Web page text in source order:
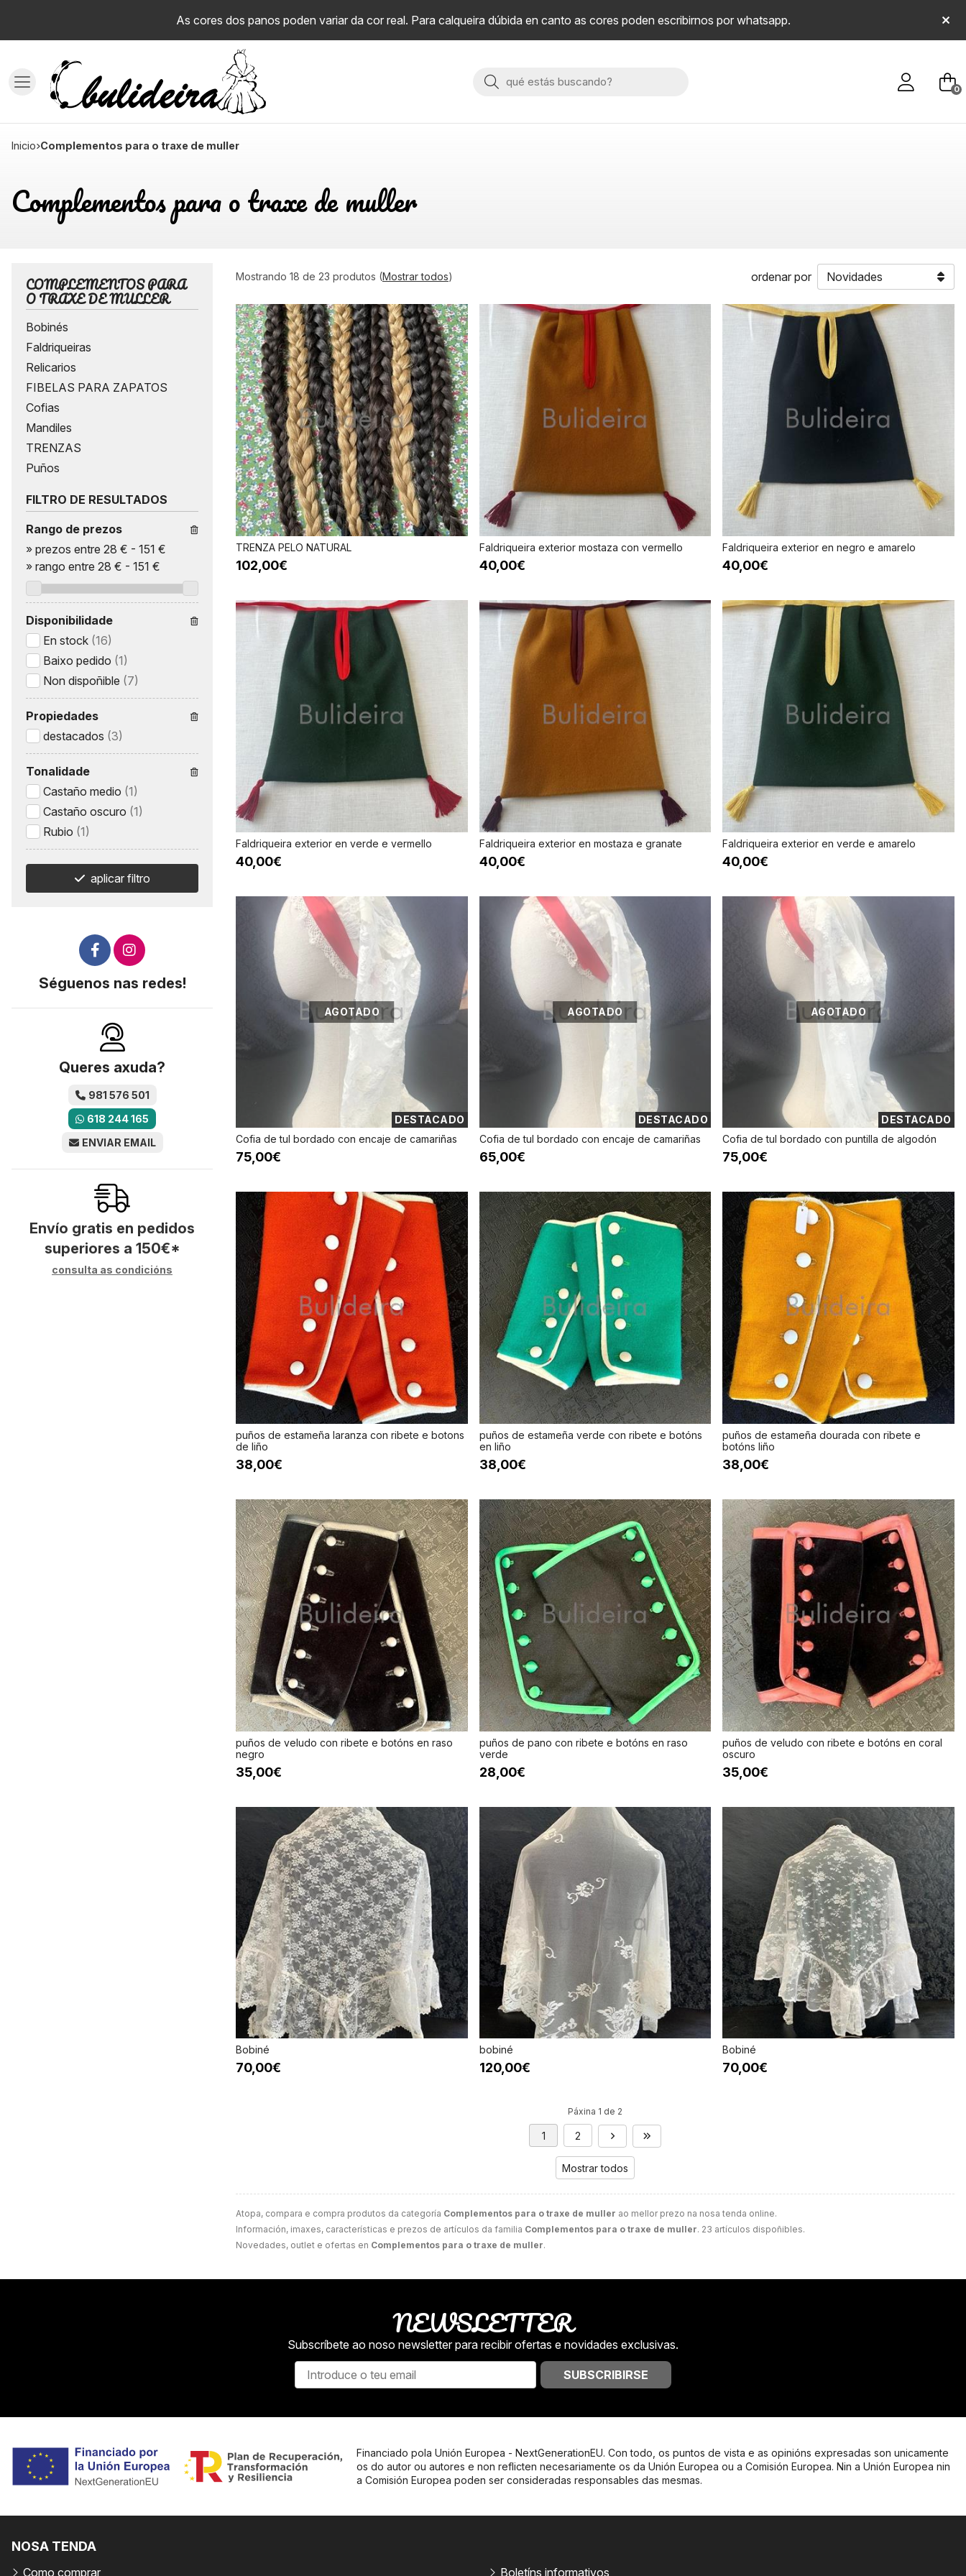
As cores dos panos poden variar da cor real. Para calqueira dúbida en canto as cores poden escribirnos por whatsapp.
Buscar 0
inicio Complementos para o traxe de muller
Complementos para o traxe de muller
Atopa, compara e compra produtos da categoría Complementos para o traxe de muller ao mellor prezo na nosa tenda online.
Información, imaxes, características e prezos de artículos da familia Complementos para o traxe de muller. 23 artículos dispoñibles.
Novedades, outlet e ofertas en Complementos para o traxe de muller.
Mostrando 18 de 23 produtos (Mostrar todos) ordenar por
TRENZA PELO NATURAL
102,00€
Faldriqueira exterior mostaza con vermello
40,00€
Faldriqueira exterior en negro e amarelo
40,00€
Faldriqueira exterior en verde e vermello
40,00€
Faldriqueira exterior en mostaza e granate
40,00€
Faldriqueira exterior en verde e amarelo
40,00€
DESTACADO
AGOTADO
Cofia de tul bordado con encaje de camariñas
75,00€
DESTACADO
AGOTADO
Cofia de tul bordado con encaje de camariñas
65,00€
DESTACADO
AGOTADO
Cofia de tul bordado con puntilla de algodón
75,00€
puños de estameña laranza con ribete e botons
de liño
38,00€
puños de estameña verde con ribete e botóns
en liño
38,00€
puños de estameña dourada con ribete e
botóns liño
38,00€
puños de veludo con ribete e botóns en raso
negro
35,00€
puños de pano con ribete e botóns en raso
verde
28,00€
puños de veludo con ribete e botóns en coral
oscuro
35,00€
Bobiné
70,00€
bobiné
120,00€
Bobiné
70,00€
Páxina 1 de 2
1 2
Mostrar todos
COMPLEMENTOS PARA
O TRAXE DE MULLER
Bobinés
Faldriqueiras
Relicarios
FIBELAS PARA ZAPATOS
Cofias
Mandiles
TRENZAS
Puños
FILTRO DE RESULTADOS
Rango de prezos
» prezos entre 28 € - 151 €
» rango entre 28 € - 151 €
Disponibilidade
En stock (16)
Baixo pedido (1)
Non dispoñible (7)
Propiedades
destacados (3)
Tonalidade
Castaño medio (1)
Castaño oscuro (1)
Rubio (1)
aplicar filtro
Séguenos nas redes!
Queres axuda?
981 576 501
618 244 165
ENVIAR EMAIL
Envío gratis en pedidos
superiores a 150€*
consulta as condicións
NEWSLETTER
Subscríbete ao noso newsletter para recibir ofertas e novidades exclusivas.
SUBSCRIBIRSE
Financiado pola Unión Europea - NextGenerationEU. Con todo, os puntos de vista e as opinións expresadas son unicamente
os do autor ou autores e non reflicten necesariamente os da Unión Europea ou a Comisión Europea. Nin a Unión Europea nin
a Comisión Europea poden ser consideradas responsables das mesmas.
NOSA TENDA
Como comprar Boletíns informativos